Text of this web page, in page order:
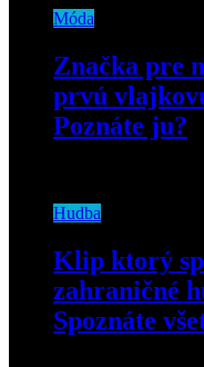
Móda
Značka pre
prvú
Poznáte ju?
Hudba
Klip ktorý
zahraničné
Spoznáte